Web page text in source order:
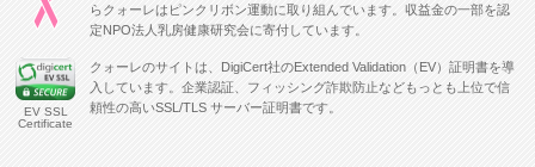
らクォーレはピンクリボン運動に取り組んでいます。収益金の一部を認
定NPO法人乳房健康研究会に寄付しています。
EV SSL
Certificate
クォーレのサイトは、DigiCert社のExtended Validation（EV）証明書を導
入しています。企業認証、フィッシング詐欺防止などもっとも上位で信
頼性の高いSSL/TLS サーバー証明書です。